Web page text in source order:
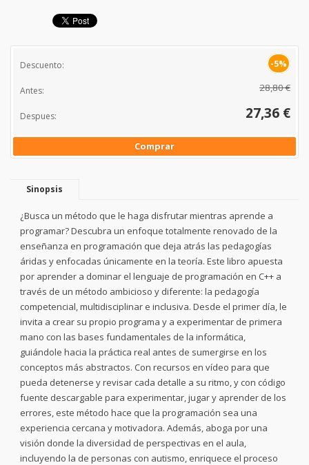
Descuento: -5%
Antes: 28,80 €
Despues: 27,36 €
Comprar
Sinopsis
¿Busca un método que le haga disfrutar mientras aprende a
programar? Descubra un enfoque totalmente renovado de la
enseñanza en programación que deja atrás las pedagogías
áridas y enfocadas únicamente en la teoría. Este libro apuesta
por aprender a dominar el lenguaje de programación en C++ a
través de un método ambicioso y diferente: la pedagogía
competencial, multidisciplinar e inclusiva. Desde el primer día, le
invita a crear su propio programa y a experimentar de primera
mano con las bases fundamentales de la informática,
guiándole hacia la práctica real antes de sumergirse en los
conceptos más abstractos. Con recursos en vídeo para que
pueda detenerse y revisar cada detalle a su ritmo, y con código
fuente descargable para experimentar, jugar y aprender de los
errores, este método hace que la programación sea una
experiencia cercana y motivadora. Además, aboga por una
visión donde la diversidad de perspectivas en el aula,
incluyendo la de personas con autismo, enriquece el proceso